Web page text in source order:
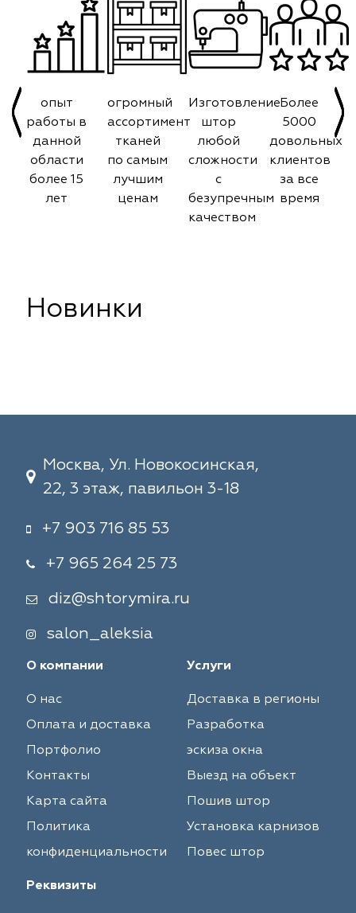
опыт
работы в
данной
области
более 15
лет
огромный
ассортимент
тканей
по самым
лучшим
ценам
Изготовление
штор
любой
сложности
с
безупречным
качеством
Более
5000
довольных
клиентов
за все
время
Новинки
Москва, Ул. Новокосинская,
22, 3 этаж, павильон 3-18
+7 903 716 85 53
+7 965 264 25 73
diz@shtorymira.ru
salon_aleksia
О компании
О нас
Оплата и доставка
Портфолио
Контакты
Карта сайта
Политика
конфиденциальности
Услуги
Доставка в регионы
Разработка
эскиза окна
Выезд на объект
Пошив штор
Установка карнизов
Повес штор
Реквизиты